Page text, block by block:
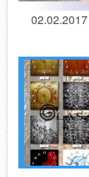
02.02.2017